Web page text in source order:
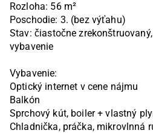
Rozloha: 56 m²
Poschodie: 3. (bez výťahu)
Stav: čiastočne
vybavenie
Vybavenie:
Optický internet v cene nájmu
Balkón
Sprchový kút, boiler + vlastný
Chladnička, práčka, mikrovlnná